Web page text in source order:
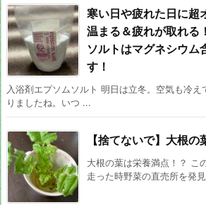
寒い日や疲れた日に超
温まる＆疲れが取れる
ソルトはマグネシウム
す！
入浴剤エプソムソルト 明日は立冬。空気も冷え
りましたね。いつ ...
【捨てないで】大根
大根の葉は栄養満点！？ こ
走った時野菜の直売所を発